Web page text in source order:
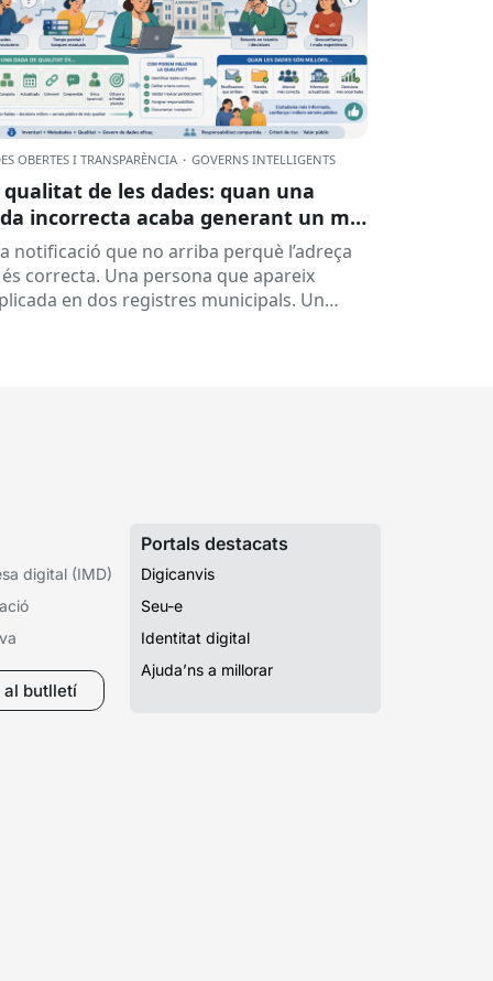
OBERTES I TRANSPARÈNCIA · GOVERNS INTEL·LIGENTS
qualitat de les dades: quan una
incorrecta acaba generant un mal
notificació que no arriba perquè l’adreça
correcta. Una persona que apareix
en dos registres municipals. Un
digital (IMD)
butlletí
Portals destacats
Digicanvis
Seu-e
Identitat digital
Ajuda’ns a millorar